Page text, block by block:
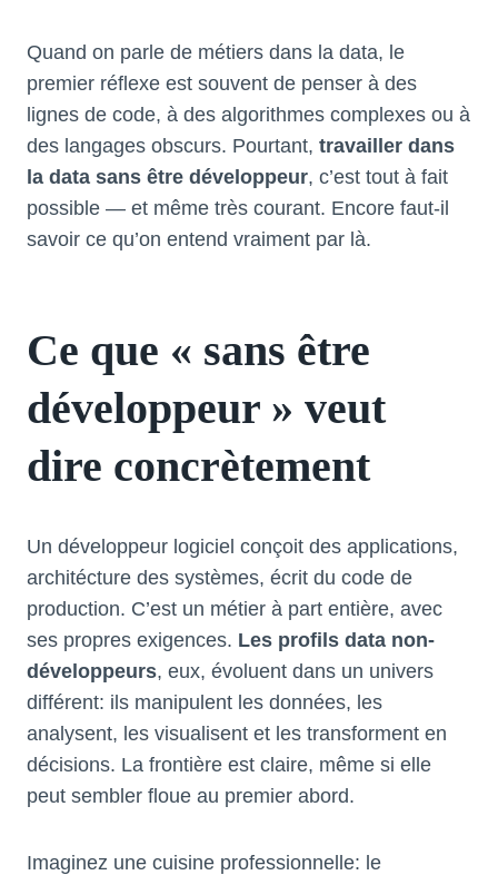
Quand on parle de métiers dans la data, le
premier réflexe est souvent de penser à des
lignes de code, à des algorithmes complexes ou à
des langages obscurs. Pourtant, travailler dans
la data sans être développeur, c’est tout à fait
possible — et même très courant. Encore faut-il
savoir ce qu’on entend vraiment par là.
Ce que « sans être
développeur » veut
dire concrètement
Un développeur logiciel conçoit des applications,
architécture des systèmes, écrit du code de
production. C’est un métier à part entière, avec
ses propres exigences. Les profils data non-
développeurs, eux, évoluent dans un univers
différent: ils manipulent les données, les
analysent, les visualisent et les transforment en
décisions. La frontière est claire, même si elle
peut sembler floue au premier abord.
Imaginez une cuisine professionnelle: le